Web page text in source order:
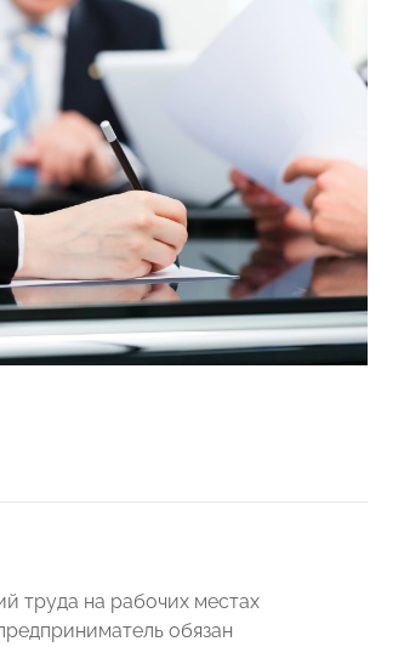
труда на рабочих местах
обязан